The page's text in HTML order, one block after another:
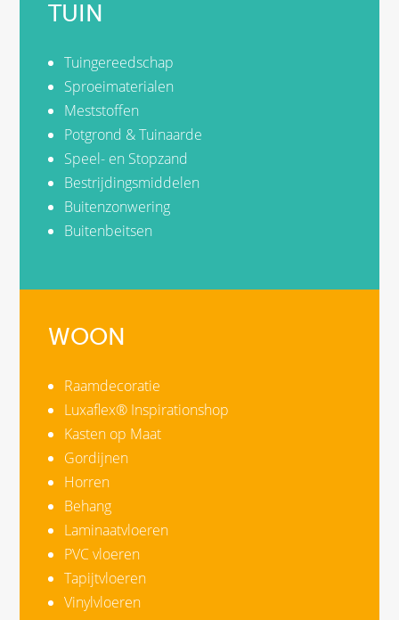
TUIN
Tuingereedschap
Sproeimaterialen
Meststoffen
Potgrond & Tuinaarde
Speel- en Stopzand
Bestrijdingsmiddelen
Buitenzonwering
Buitenbeitsen
WOON
Raamdecoratie
Luxaflex® Inspirationshop
Kasten op Maat
Gordijnen
Horren
Behang
Laminaatvloeren
PVC vloeren
Tapijtvloeren
Vinylvloeren